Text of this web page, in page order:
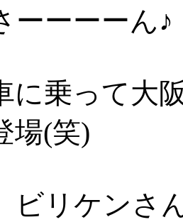
ーーーーん♪
に乗って大
場(笑)
ビリケンさ